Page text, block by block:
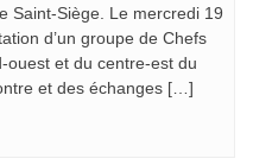
Saint-Siège. Le mercredi 19
d’un groupe de Chefs
ouest et du centre-est du
et des échanges […]